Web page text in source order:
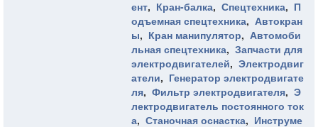
ент, Кран-балка, Спецтехника, П
одъемная спецтехника, Автокран
ы, Кран манипулятор, Автомоби
льная спецтехника, Запчасти для
электродвигателей, Электродвиг
атели, Генератор электродвигате
ля, Фильтр электродвигателя, Э
лектродвигатель постоянного ток
а, Станочная оснастка, Инструме